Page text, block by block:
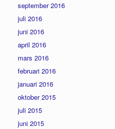
september 2016
juli 2016
juni 2016
april 2016
mars 2016
februari 2016
januari 2016
oktober 2015
juli 2015
juni 2015